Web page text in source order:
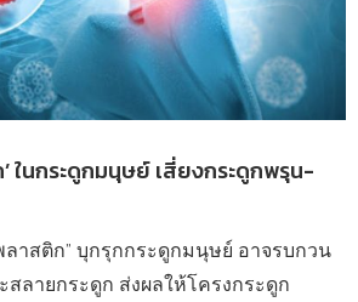
’ ในกระดูกมนุษย์ เสี่ยงกระดูกพรุน-
ลาสติก” บุกรุกกระดูกมนุษย์ อาจรบกวน
สลายกระดูก ส่งผลให้โครงกระดูก